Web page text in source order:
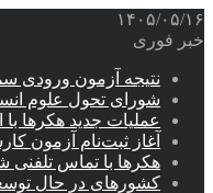
۱۴۰۵/۰۵/۱۶
خبر فوری
نتیجه آزمون ورودی سمپاد سال
شورای تحول علوم
عملیات جدید هکرها
آغاز ثبت‌نام‌ آزمون
هکرها با تماس
کشورهای در حال